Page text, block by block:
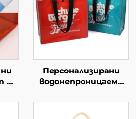
на
Персонализирани
водонепроницаеми
PP – стилни еко-
приятни branded